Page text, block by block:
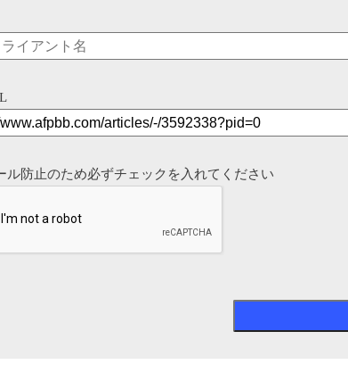
ル防止のため必ずチェックを入れてください